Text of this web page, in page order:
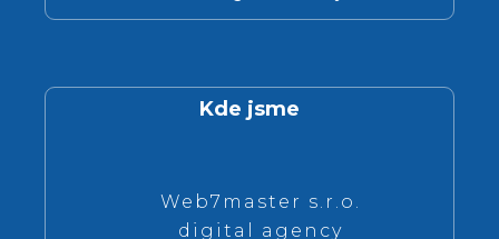
Kde jsme
Web7master s.r.o.
digital agency